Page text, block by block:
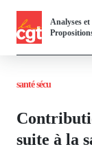
Aller
contenu
Analyses et
santé sécu
suite à la